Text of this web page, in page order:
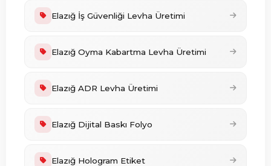
Elazığ İş Güvenliği Levha Üretimi
Elazığ Oyma Kabartma Levha Üretimi
Elazığ ADR Levha Üretimi
Elazığ Dijital Baskı Folyo
Elazığ Hologram Etiket